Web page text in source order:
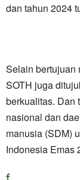
dan tahun 2024
Selain bertujuan
SOTH juga
berkualitas. Dan
nasional dan
manusia (SDM)
Indonesia Emas